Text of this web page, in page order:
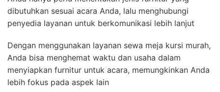
dibutuhkan sesuai acara Anda, lalu menghubungi
penyedia layanan untuk berkomunikasi lebih lanjut
Dengan menggunakan layanan sewa meja kursi murah,
Anda bisa menghemat waktu dan usaha dalam
menyiapkan furnitur untuk acara, memungkinkan Anda
lebih fokus pada aspek lain